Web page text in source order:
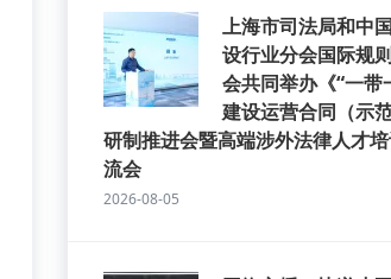
上海市司法局和中
设行业分会国际规
会共同举办《“一带
建设运营合同（示
研制推进会暨高端涉外法律人才
流会
2026-08-05